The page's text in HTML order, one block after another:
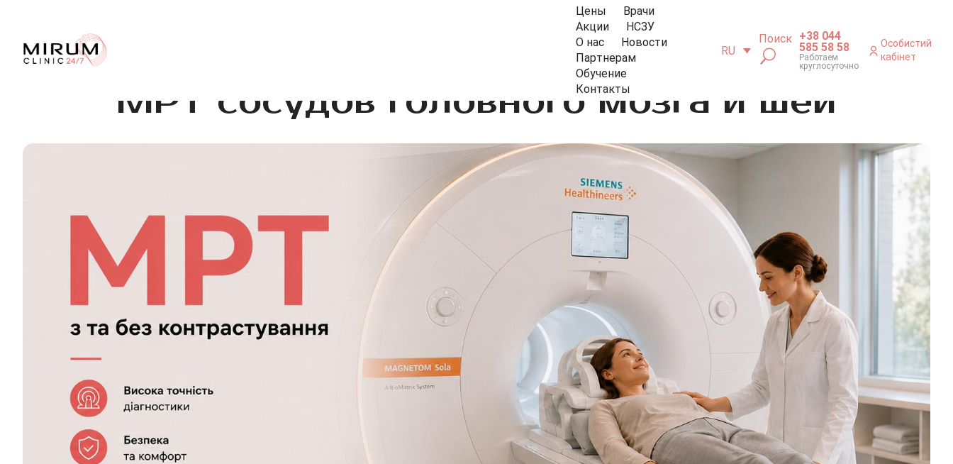
Цены
Врачи
Акции
НСЗУ
О нас
Новости
Партнерам
Обучение
Контакты
RU
Поиск +38 044
585 58 58
Работаем
круглосуточно
Особистий
кабінет
МРТ сосудов головного мозга и шеи